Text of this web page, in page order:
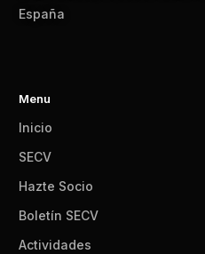
España
Menu
Inicio
SECV
Hazte Socio
Boletín SECV
Actividades